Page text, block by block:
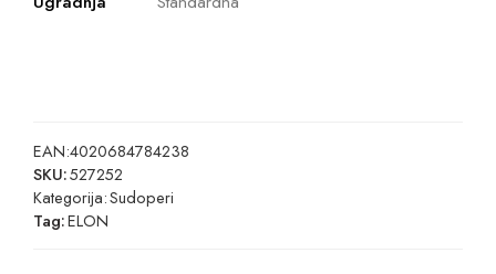
EAN:4020684784238
SKU:527252
Kategorija:Sudoperi
Tag:ELON